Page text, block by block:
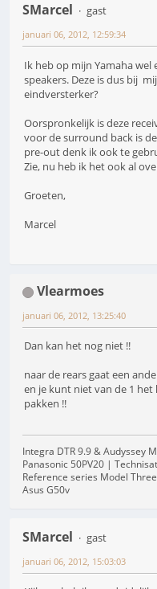
SMarcel
gast
januari 06, 2012, 12:59:34
Ik heb op mijn Yamaha wel
speakers. Deze is dus bij
eindversterker?
Oorspronkelijk is deze
voor de surround back is
pre-out denk ik ook te
Zie, nu heb ik het ook al
Groeten,
Marcel
Vlearmoes
januari 06, 2012, 13:25:40
Dan kan het nog niet !!
naar de rears gaat een
en je kunt niet van de 1
pakken !!
Integra DTR 9.9 & Audyssey
Panasonic 50PV20 |
Reference series Model
Asus G50v
SMarcel
gast
januari 06, 2012, 15:03:03